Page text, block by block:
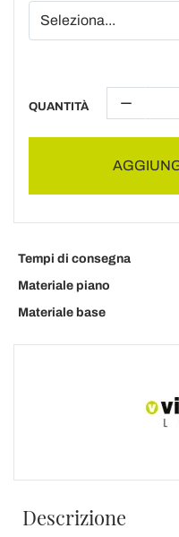
QUANTITÀ
Tempi di consegna
Materiale piano
Materiale base
Descrizione